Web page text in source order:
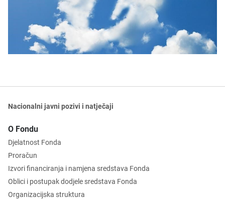
Nacionalni javni pozivi i natječaji
O Fondu
Djelatnost Fonda
Proračun
Izvori financiranja i namjena sredstava Fonda
Oblici i postupak dodjele sredstava Fonda
Organizacijska struktura